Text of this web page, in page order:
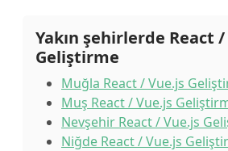
Yakın şehirlerde React
Geliştirme
Muğla React / Vue.js
Muş React / Vue.js
Nevşehir React / Vue.js
Niğde React / Vue.js